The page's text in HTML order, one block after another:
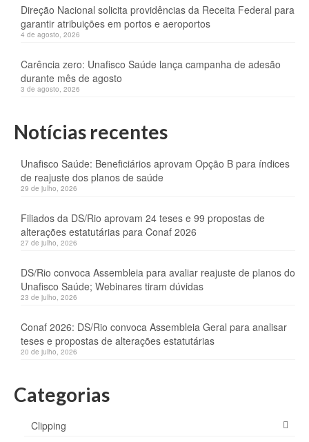
Direção Nacional solicita providências da Receita Federal para
garantir atribuições em portos e aeroportos
4 de agosto, 2026
Carência zero: Unafisco Saúde lança campanha de adesão
durante mês de agosto
3 de agosto, 2026
Notícias recentes
Unafisco Saúde: Beneficiários aprovam Opção B para índices
de reajuste dos planos de saúde
29 de julho, 2026
Filiados da DS/Rio aprovam 24 teses e 99 propostas de
alterações estatutárias para Conaf 2026
27 de julho, 2026
DS/Rio convoca Assembleia para avaliar reajuste de planos do
Unafisco Saúde; Webinares tiram dúvidas
23 de julho, 2026
Conaf 2026: DS/Rio convoca Assembleia Geral para analisar
teses e propostas de alterações estatutárias
20 de julho, 2026
Categorias
Clipping